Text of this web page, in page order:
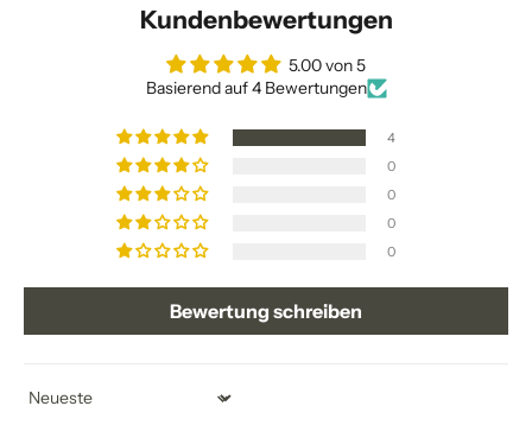
Kundenbewertungen
5.00 von 5
Basierend auf 4 Bewertungen
4
0
0
0
0
Bewertung schreiben
Sort by